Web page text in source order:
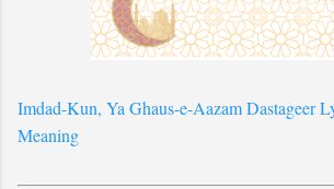
Imdad-Kun, Ya Ghaus-e-Aazam Dastageer
Meaning